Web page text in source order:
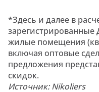
*Здесь и далее в
жилые помещения
включая оптовые
предложения
скидок.
Источник: Nikoliers